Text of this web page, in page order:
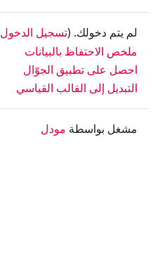
لم يتم دخولك. (تسجيل الدخول
ملخص الاحتفاظ بالبيانات
احصل على تطبيق الجوّال
التبديل إلى القالب القياسي
مشغل بواسطة مودل